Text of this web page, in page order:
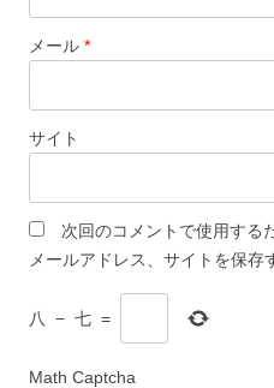
メール *
サイト
次回のコメントで使用する
メールアドレス、サイトを保存
八 − 七 =
Math Captcha